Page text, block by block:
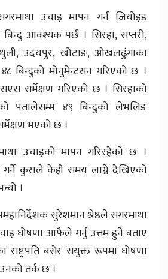
उचाइ मापन गर्न जियोइड
आवश्यक पर्छ । सिरहा, सप्तरी,
उदयपुर, खोटाङ, ओखलढुंगाका
४८ बिन्दुको मोनुमेन्टसन गरिएको छ ।
सर्भेक्षण गरिएको छ । सिरहाको
पतालेसम्म ४९ बिन्दुको लेभलिङ
भएको छ ।
उचाइको मापन गरिरहेको छ ।
कुराले केही समय लाग्ने देखिएको
।
सुरेशमान श्रेष्ठले सगरमाथा
घोषणा आफैले गर्नु उत्तम हुने बताए
राष्ट्रपति बसेर संयुक्त रूपमा घोषणा
तर्क छ ।